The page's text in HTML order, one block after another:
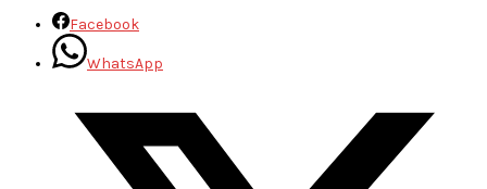
Facebook
WhatsApp